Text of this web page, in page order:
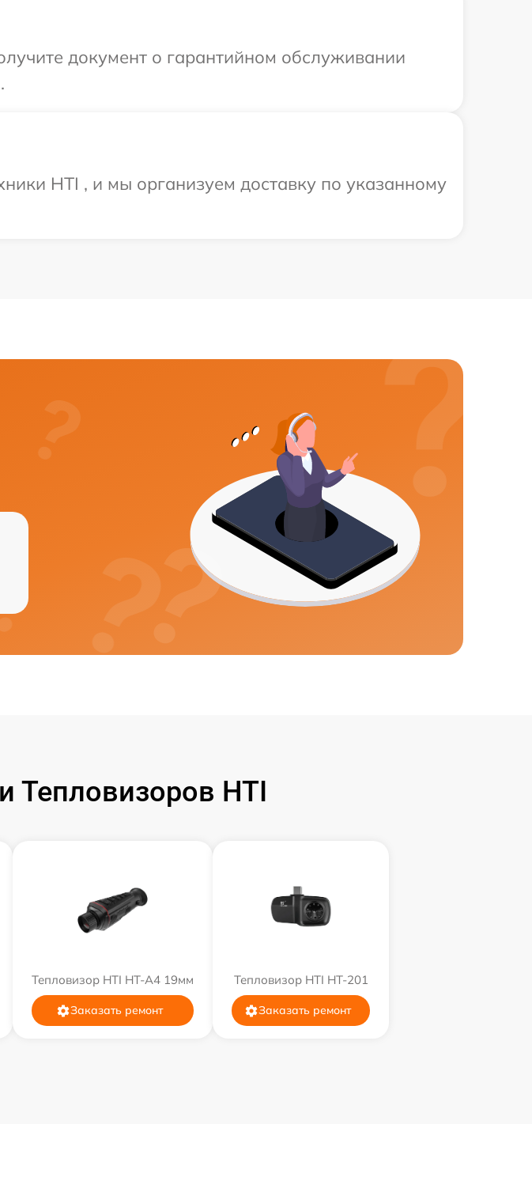
документ о гарантийном обслуживании
HTI , и мы организуем доставку по указанному
Тепловизоров HTI
Тепловизор HTI HT-A4 19мм
Заказать ремонт
Тепловизор HTI HT-201
Заказать ремонт